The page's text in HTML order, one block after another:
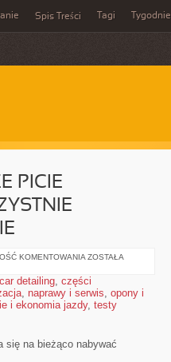
Spis Treści Tagi Tygodnie
PICIE
KOMENTOWANIA POWSZECHNIE
ŻE
PICIE
OGROMNEJ
ILOŚCI
NA
FUNKCJONOWANIE
ZOSTAŁA
car detailing, części
, naprawy i serwis, opony i
i ekonomia jazdy, testy
się na bieżąco nabywać